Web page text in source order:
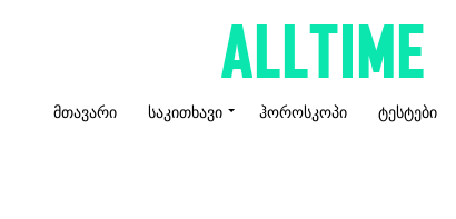
ᲛᲗᲐᲕᲐᲠᲘ ᲡᲐᲙᲘᲗᲮᲐᲕᲘ ᲰᲝᲠᲝᲡᲙᲝᲞᲘ ᲢᲔᲡᲢᲔᲑᲘ